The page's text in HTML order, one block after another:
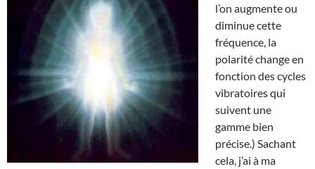
l’on augmente ou
diminue cette
fréquence, la
polarité change en
fonction des cycles
vibratoires qui
suivent une
gamme bien
précise.) Sachant
cela, j’ai à ma